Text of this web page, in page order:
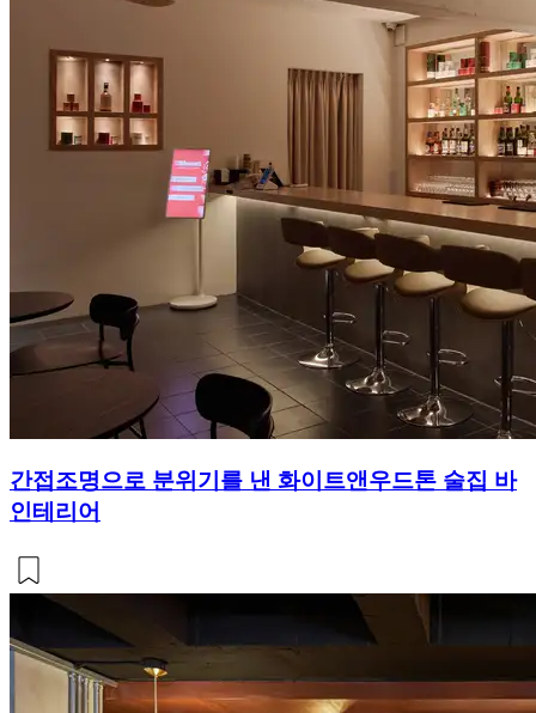
간접조명으로 분위기를 낸 화이트앤우드톤 술집 바
인테리어